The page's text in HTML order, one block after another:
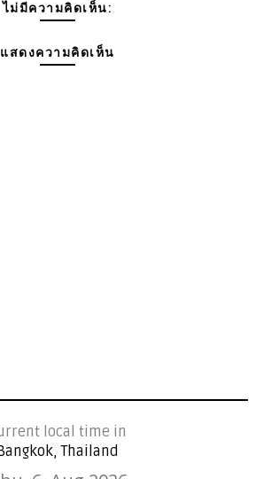
ไม่มีความคิดเห็น:
แสดงความคิดเห็น
local time in
Thailand